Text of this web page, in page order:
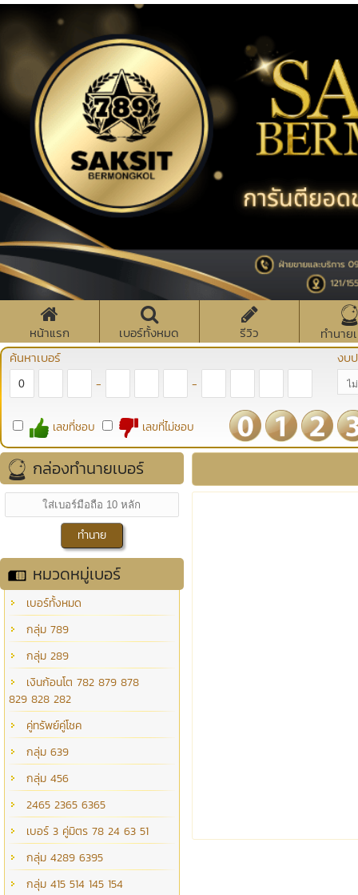
หน้าแรก เบอร์ทั้งหมด รีวิว
ทำนาย
ค้นหาเบอร์
- -
งบ
เลขที่ชอบ เลขที่ไม่ชอบ
กล่องทำนายเบอร์
หมวดหมู่เบอร์
เบอร์ทั้งหมด
กลุ่ม 789
กลุ่ม 289
เงินก้อนโต 782 879 878
829 828 282
คู่ทรัพย์คู่โชค
กลุ่ม 639
กลุ่ม 456
2465 2365 6365
เบอร์ 3 คู่มิตร 78 24 63 51
กลุ่ม 4289 6395
กลุ่ม 415 514 145 154